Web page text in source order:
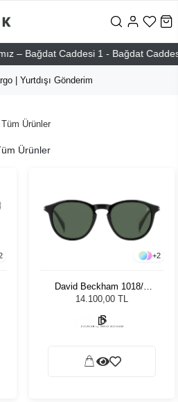
Bağdat Caddesi 1 - Bağdat Caddesi 2
| Yurtdışı Gönderim
Tüm Ürünler
Ürünler
+2
David Beckham 1018/C
807 19 8643450 Unisex
14.100,00 TL